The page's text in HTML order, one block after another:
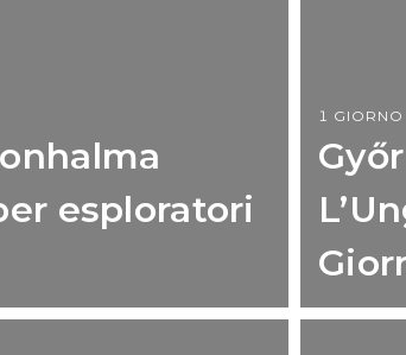
esploratori
1 GIORNO